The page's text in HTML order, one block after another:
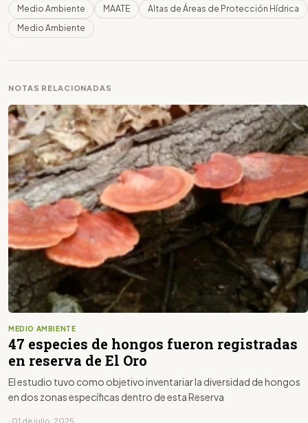
Medio Ambiente MAATE
Altas de Áreas de Protección Hídrica
Medio Ambiente
NOTAS RELACIONADAS
MEDIO AMBIENTE
47 especies de hongos fueron registradas
en reserva de El Oro
El estudio tuvo como objetivo inventariar la diversidad de hongos
en dos zonas específicas dentro de esta Reserva
· 01 de julio, 2025